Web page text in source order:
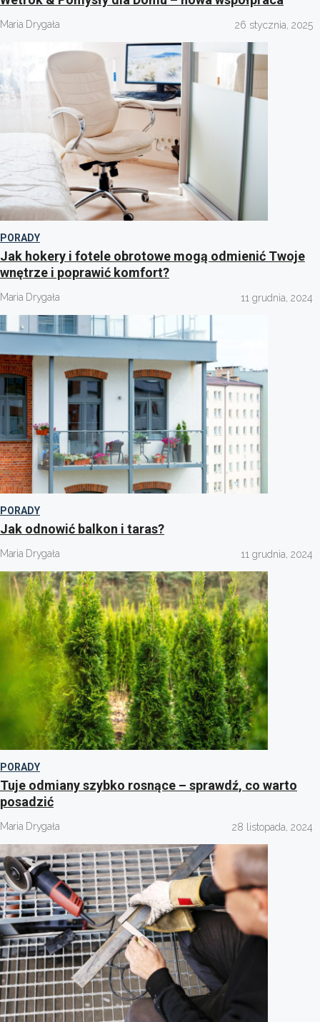
Maria Drygała 26 stycznia, 2025
PORADY
Jak hokery i fotele obrotowe mogą odmienić Twoje
wnętrze i poprawić komfort?
Maria Drygała 11 grudnia, 2024
PORADY
Jak odnowić balkon i taras?
Maria Drygała 11 grudnia, 2024
PORADY
Tuje odmiany szybko rosnące – sprawdź, co warto
posadzić
Maria Drygała 28 listopada, 2024